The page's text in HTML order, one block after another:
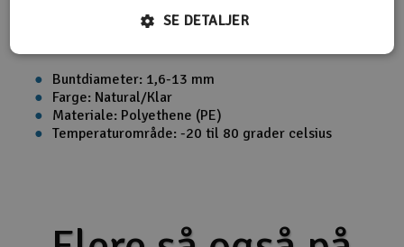
God mekanisk kvalitet og bra holdbarhet mot ulike
Buntdiameter: 1,6-13 mm
Farge: Natural/Klar
Materiale: Polyethene (PE)
Temperaturområde: -20 til 80 grader celsius
SE DETALJER